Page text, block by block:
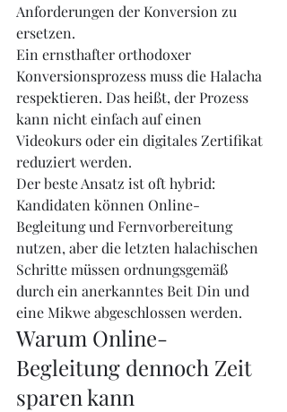
Anforderungen der Konversion zu
ersetzen.
Ein ernsthafter orthodoxer
Konversionsprozess muss die Halacha
respektieren. Das heißt, der Prozess
kann nicht einfach auf einen
Videokurs oder ein digitales Zertifikat
reduziert werden.
Der beste Ansatz ist oft hybrid:
Kandidaten können Online-
Begleitung und Fernvorbereitung
nutzen, aber die letzten halachischen
Schritte müssen ordnungsgemäß
durch ein anerkanntes Beit Din und
eine Mikwe abgeschlossen werden.
Warum Online-
Begleitung dennoch Zeit
sparen kann